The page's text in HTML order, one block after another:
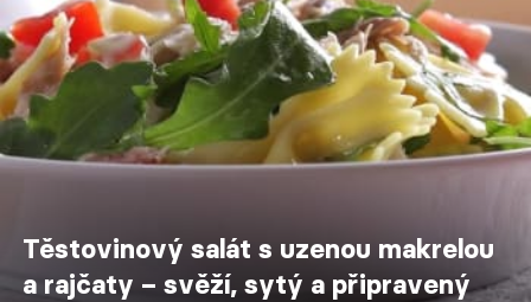
Těstovinový salát s uzenou makrelou
a rajčaty – svěží, sytý a připravený